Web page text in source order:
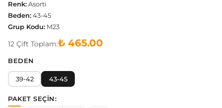
Renk:Asorti
Beden:43-45
Grup Kodu: M23
12 Çift Toplam:₺ 465.00
BEDEN
39-42 43-45
PAKET SEÇİN: